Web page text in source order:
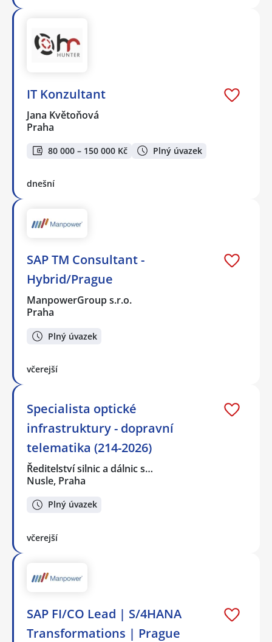
IT Konzultant
Jana Květoňová
Praha
80 000 – 150 000 Kč Plný úvazek
dnešní
SAP TM Consultant -
Hybrid/Prague
ManpowerGroup s.r.o.
Praha
Plný úvazek
včerejší
Specialista optické
infrastruktury - dopravní
telematika (214-2026)
Ředitelství silnic a dálnic s…
Nusle, Praha
Plný úvazek
včerejší
SAP FI/CO Lead | S/4HANA
Transformations | Prague